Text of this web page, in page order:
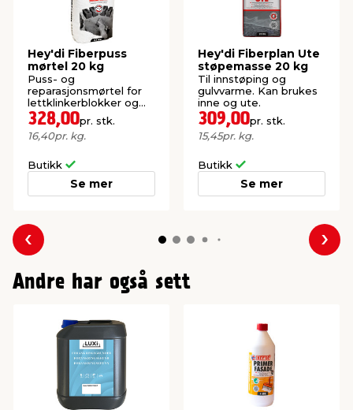
Hey'di Fiberpuss
mørtel 20 kg
Puss- og
reparasjonsmørtel for
lettklinkerblokker og
sementbasert underlag.
328,00pr. stk.
16,40pr. kg.
Butikk
Se mer
Hey'di Fiberplan Ute
støpemasse 20 kg
Til innstøping og
gulvvarme. Kan brukes
inne og ute.
309,00pr. stk.
15,45pr. kg.
Butikk
Se mer
Forrige
Andre har også sett